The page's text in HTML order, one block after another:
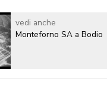
vedi anche
Monteforno SA a Bodio